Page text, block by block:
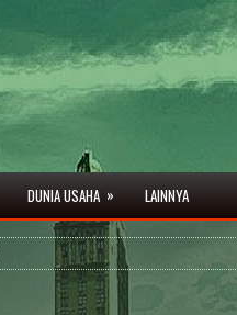
DUNIA USAHA » LAINNYA